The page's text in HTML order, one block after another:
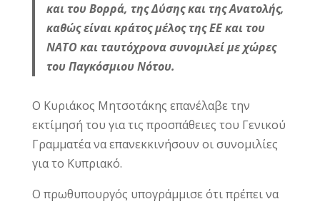
και του Βορρά, της Δύσης και της Ανατολής,
καθώς είναι κράτος μέλος της ΕΕ και του
ΝΑΤΟ και ταυτόχρονα συνομιλεί με χώρες
του Παγκόσμιου Νότου.
Ο Κυριάκος Μητσοτάκης επανέλαβε την
εκτίμησή του για τις προσπάθειες του Γενικού
Γραμματέα να επανεκκινήσουν οι συνομιλίες
για το Κυπριακό.
Ο πρωθυπουργός υπογράμμισε ότι πρέπει να